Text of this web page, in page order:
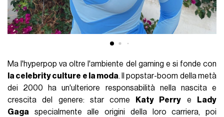
Ma l'hyperpop va oltre l'ambiente del gaming e si fonde con
la celebrity culture e la moda. Il popstar-boom della metà
dei 2000 ha un'ulteriore responsabilità nella nascita e
crescita del genere: star come
Katy Perry e
Lady
Gaga specialmente alle origini della loro carriera, poi